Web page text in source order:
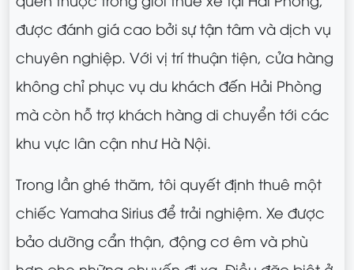
được đánh giá cao bởi sự tận tâm và dịch vụ
chuyên nghiệp. Với vị trí thuận tiện, cửa hàng
không chỉ phục vụ du khách đến Hải Phòng
mà còn hỗ trợ khách hàng di chuyển tới các
khu vực lân cận như Hà Nội.
Trong lần ghé thăm, tôi quyết định thuê một
chiếc Yamaha Sirius để trải nghiệm. Xe được
bảo dưỡng cẩn thận, động cơ êm và phù